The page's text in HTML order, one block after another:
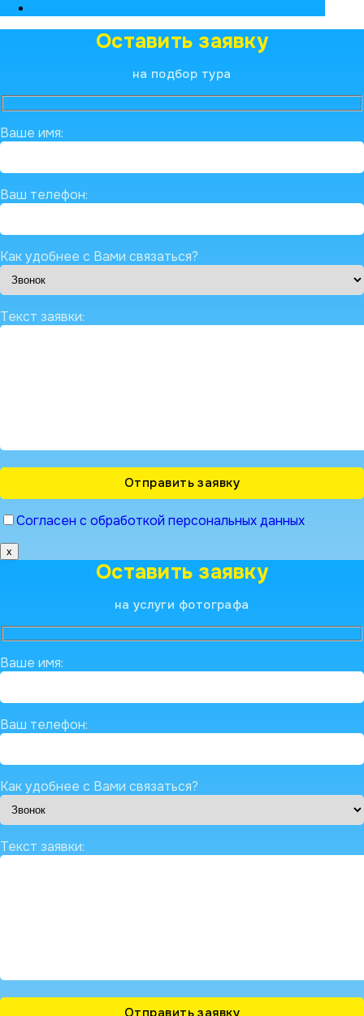
Оставить заявку
на подбор тура
Ваше имя:
Ваш телефон:
Как удобнее с Вами связаться?
Текст заявки:
Согласен с обработкой персональных данных
x
Оставить заявку
на услуги фотографа
Ваше имя:
Ваш телефон:
Как удобнее с Вами связаться?
Текст заявки: